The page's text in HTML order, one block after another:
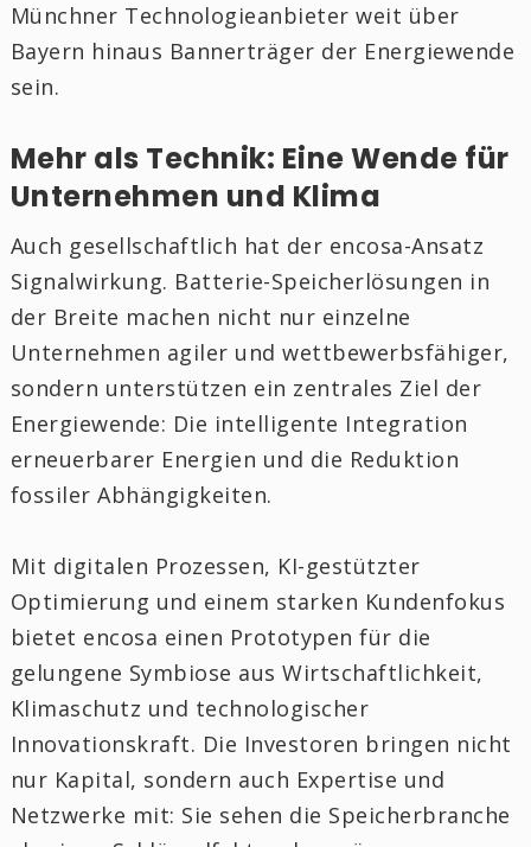
Münchner Technologieanbieter weit über
Bayern hinaus Bannerträger der Energiewende
sein.
Mehr als Technik: Eine Wende für
Unternehmen und Klima
Auch gesellschaftlich hat der encosa-Ansatz
Signalwirkung. Batterie-Speicherlösungen in
der Breite machen nicht nur einzelne
Unternehmen agiler und wettbewerbsfähiger,
sondern unterstützen ein zentrales Ziel der
Energiewende: Die intelligente Integration
erneuerbarer Energien und die Reduktion
fossiler Abhängigkeiten.
Mit digitalen Prozessen, KI-gestützter
Optimierung und einem starken Kundenfokus
bietet encosa einen Prototypen für die
gelungene Symbiose aus Wirtschaftlichkeit,
Klimaschutz und technologischer
Innovationskraft. Die Investoren bringen nicht
nur Kapital, sondern auch Expertise und
Netzwerke mit: Sie sehen die Speicherbranche